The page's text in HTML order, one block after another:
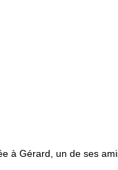
à Gérard, un de ses